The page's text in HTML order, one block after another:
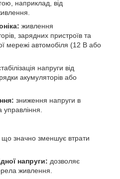
наприклад, від
живлення
зарядних пристроїв та
мережі автомобіля (12 В або
напруги від
акумуляторів або
зниження напруги в
управління.
значно зменшує втрати
напруги: дозволяє
живлення.